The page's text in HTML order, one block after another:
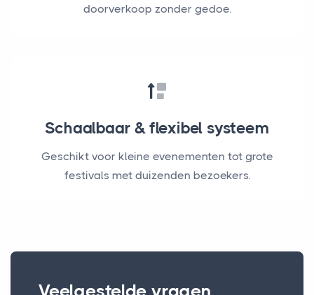
doorverkoop zonder gedoe.
Schaalbaar & flexibel systeem
Geschikt voor kleine evenementen tot grote
festivals met duizenden bezoekers.